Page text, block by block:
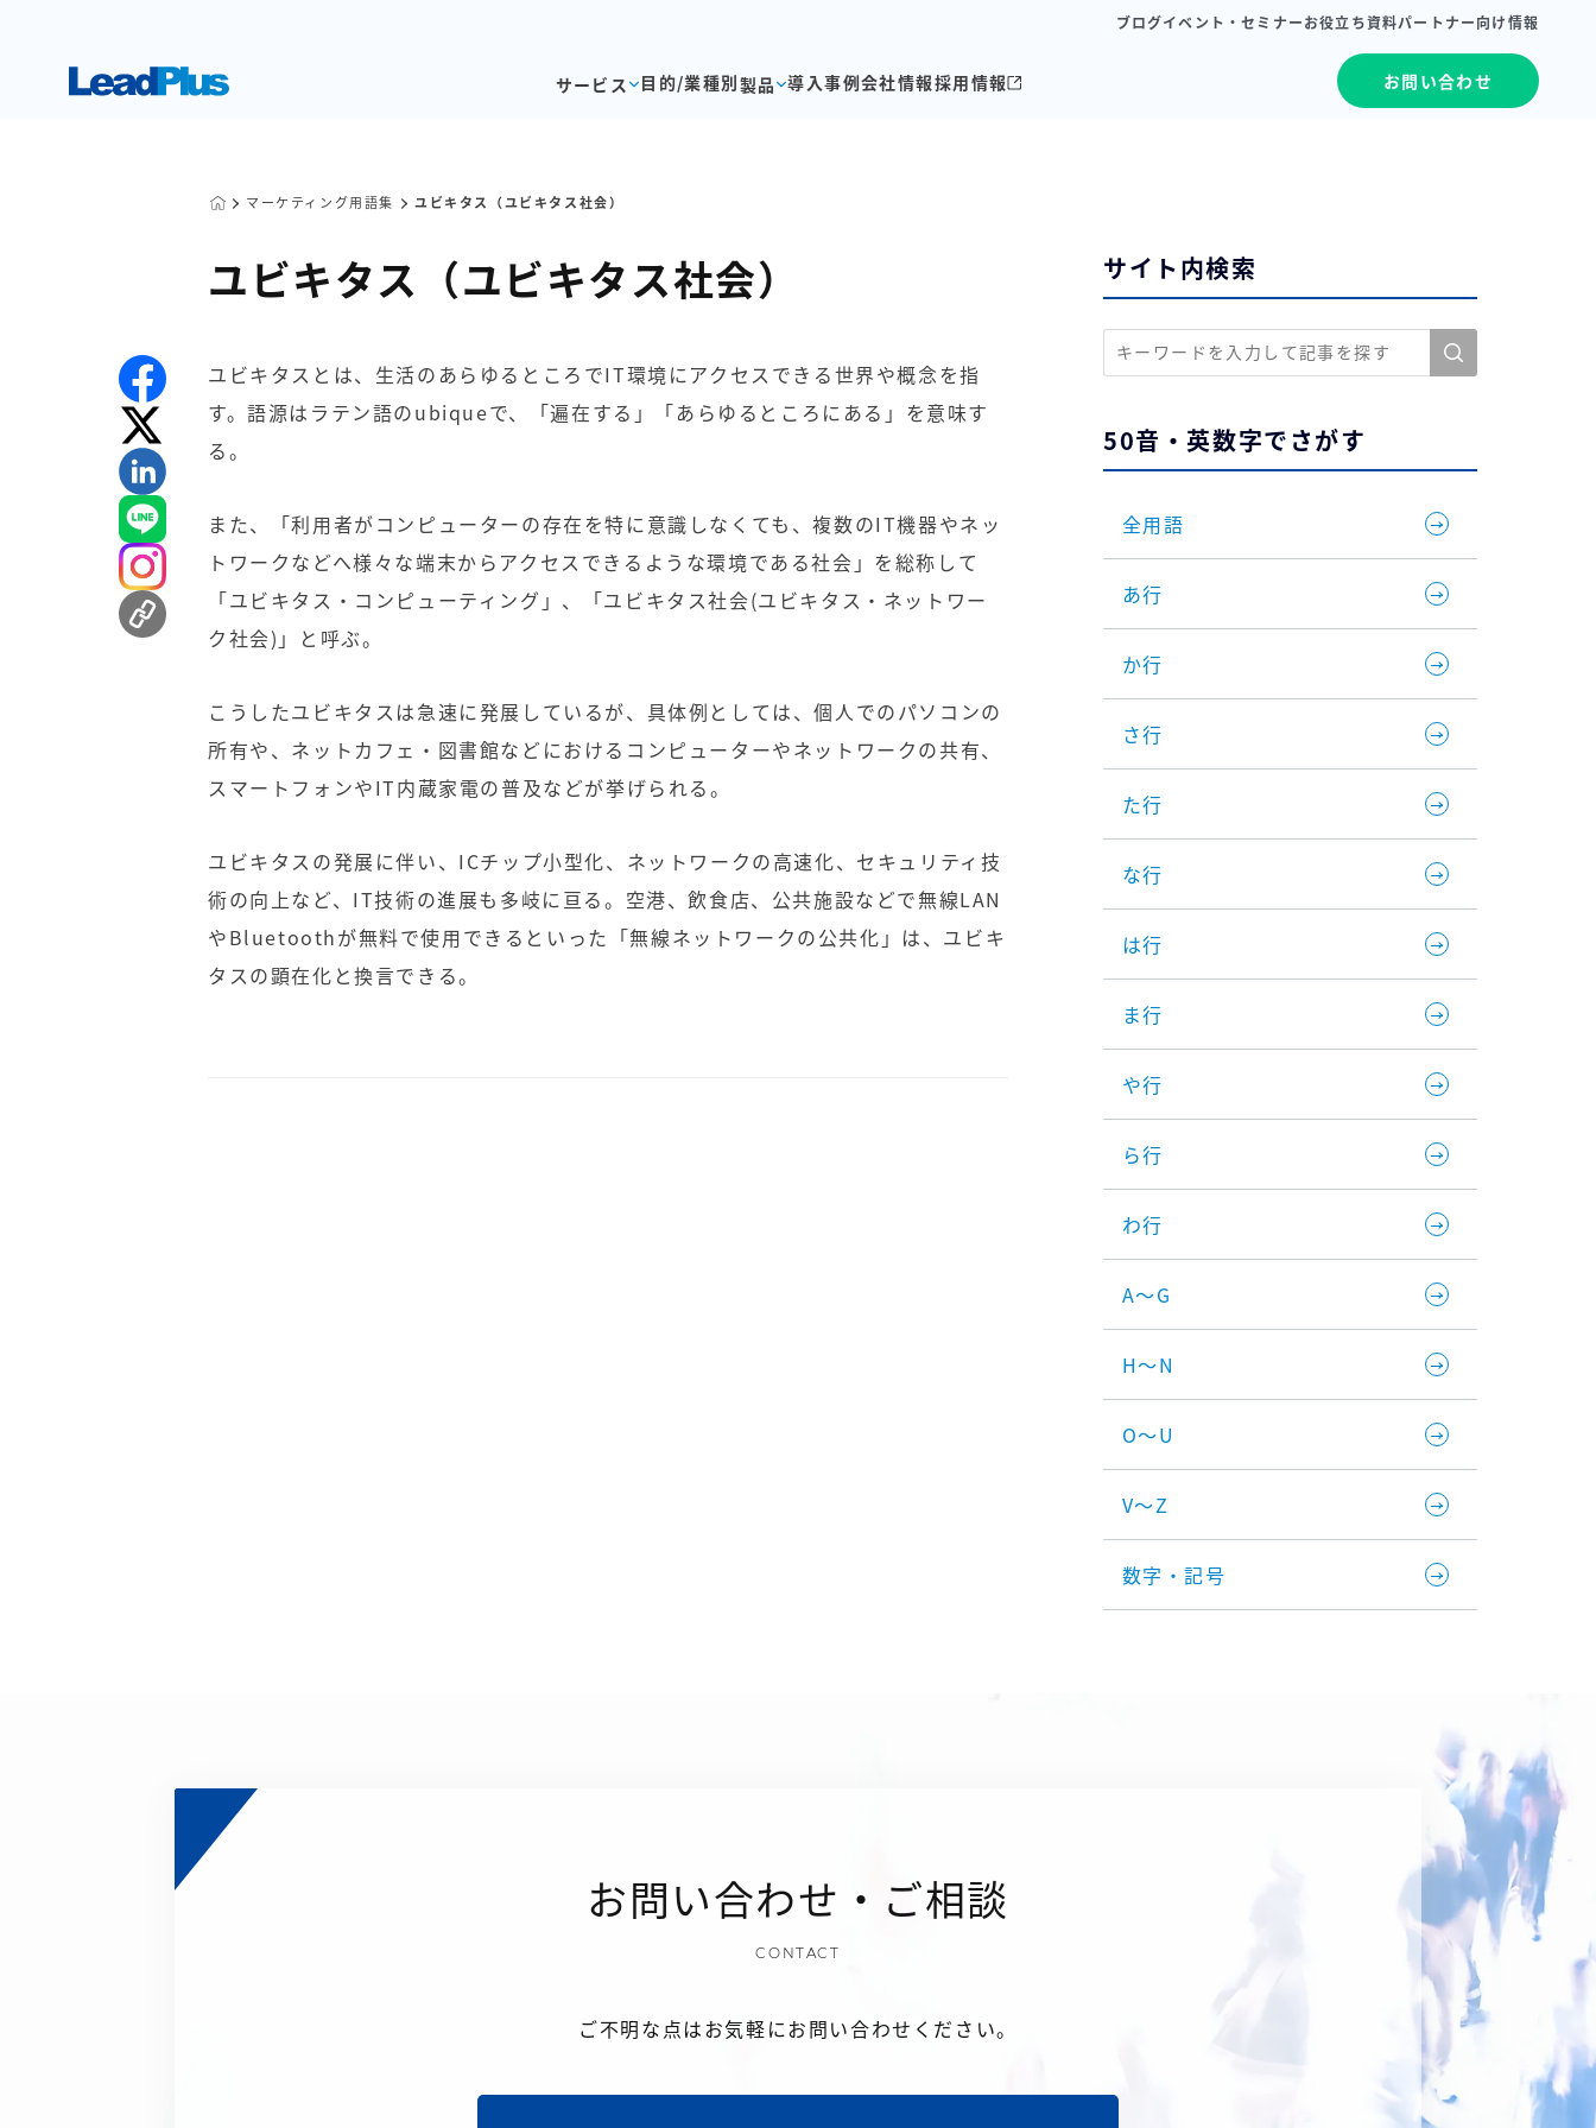
ブログイベント・セミナーお役立ち資料パートナー向け情報
サービス 目的/業種別製品 導入事例会社情報採用情報 お問い合わせ
マーケティング用語集 ユビキタス（ユビキタス社会）
ユビキタス（ユビキタス社会）
ユビキタスとは、生活のあらゆるところでIT環境にアクセスできる世界や概念を指
す。語源はラテン語のubiqueで、「遍在する」「あらゆるところにある」を意味す
る。
また、「利用者がコンピューターの存在を特に意識しなくても、複数のIT機器やネッ
トワークなどへ様々な端末からアクセスできるような環境である社会」を総称して
「ユビキタス・コンピューティング」、「ユビキタス社会(ユビキタス・ネットワー
ク社会)」と呼ぶ。
こうしたユビキタスは急速に発展しているが、具体例としては、個人でのパソコンの
所有や、ネットカフェ・図書館などにおけるコンピューターやネットワークの共有、
スマートフォンやIT内蔵家電の普及などが挙げられる。
ユビキタスの発展に伴い、ICチップ小型化、ネットワークの高速化、セキュリティ技
術の向上など、IT技術の進展も多岐に亘る。空港、飲食店、公共施設などで無線LAN
やBluetoothが無料で使用できるといった「無線ネットワークの公共化」は、ユビキ
タスの顕在化と換言できる。
サイト内検索
50音・英数字でさがす
全用語
あ行
か行
さ行
た行
な行
は行
ま行
や行
ら行
わ行
A～G
H～N
O～U
V～Z
数字・記号
お問い合わせ・ご相談
CONTACT
ご不明な点はお気軽にお問い合わせください。